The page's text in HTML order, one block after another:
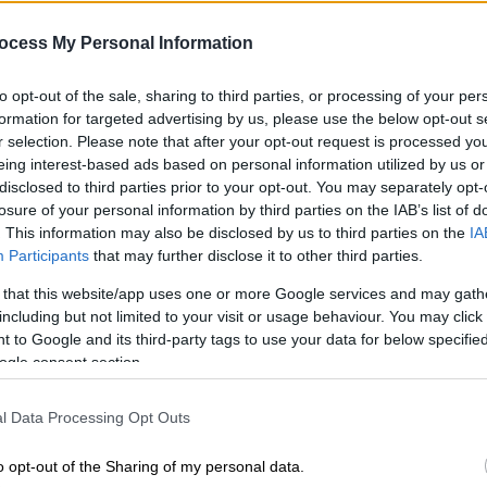
My Personal Information
opt-out of the sale, sharing to third parties, or processing of your
for targeted advertising by us, please use the below opt-out
selection. Please note that after your opt-out request is processed
interest-based ads based on personal information utilized by us
to third parties prior to your opt-out. You may separately
of your personal information by third parties on the IAB’s list of
This information may also be disclosed by us to third parties on the
Participants that may further disclose it to other third parties.
that this website/app uses one or more Google services and may
but not limited to your visit or usage behaviour. You may
to Google and its third-party tags to use your data for below
consent section.
Data Processing Opt Outs
opt-out of the Sharing of my personal data.
Photos)
το ΕΘΝΟΣ στη Google
που διεξάγονται δωρεάν
για τους διαγνωστικούς
από το gov.gr, στην υπηρεσία «Βεβαίωση
COVID-19». Η σύνδεση με τη
κωδικούς πρόσβασης στο